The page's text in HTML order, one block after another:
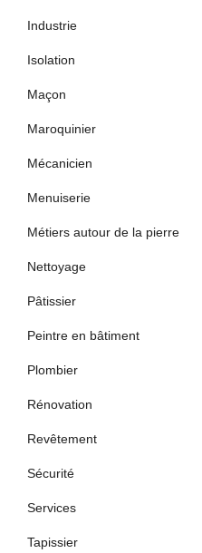
Industrie
Isolation
Maçon
Maroquinier
Mécanicien
Menuiserie
Métiers autour de la pierre
Nettoyage
Pâtissier
Peintre en bâtiment
Plombier
Rénovation
Revêtement
Sécurité
Services
Tapissier